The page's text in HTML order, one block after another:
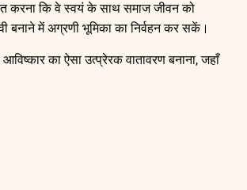
करना कि वे स्वयं के साथ समाज जीवन को
बनाने में अग्रणी भूमिका का निर्वहन कर सकें।
आविष्कार का ऐसा उत्प्रेरक वातावरण बनाना, जहाँ